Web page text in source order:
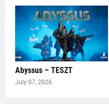
Abyssus – TESZT
July 07, 2026